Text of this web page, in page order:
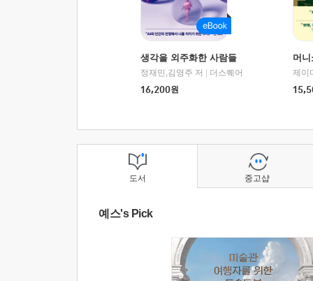
생각을 외주화한 사람들
정재민,김영주 저
더스퀘어
16,200원
머
도서
예스's Pick
중고샵